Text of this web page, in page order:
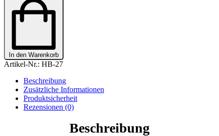
JUNKIE"
Menge
In den Warenkorb
Artikel-Nr.: HB-27
Beschreibung
Zusätzliche Informationen
Produktsicherheit
Rezensionen (0)
Beschreibung